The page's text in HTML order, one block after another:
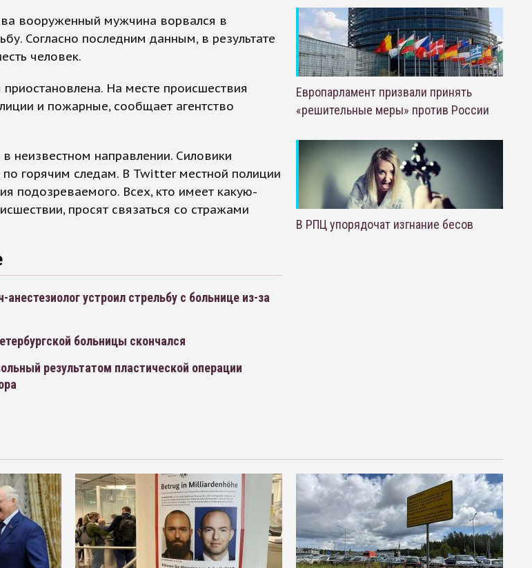
вооруженный мужчина ворвался в
Согласно последним данным, в результате
человек.
На месте происшествия
и пожарные, сообщает агентство
неизвестном направлении. Силовики
по горячим следам. В Twitter местной полиции
подозреваемого. Всех, кто имеет какую-
просят связаться со стражами
устроил стрельбу с больнице из-за
больницы скончался
результатом пластической операции
Европарламент призвали принять
«решительные меры» против России
В РПЦ упорядочат изгнание бесов